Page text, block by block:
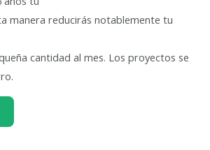
manera reducirás notablemente tu
cantidad al mes. Los proyectos se